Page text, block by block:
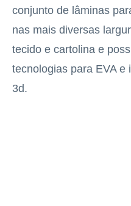
conjunto de lâminas
nas mais diversas
tecido e cartolina e
tecnologias para EVA e
3d.